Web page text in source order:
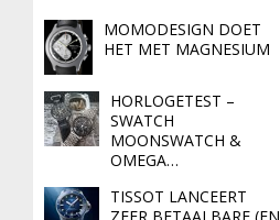
MOMODESIGN DOET
HET MET MAGNESIUM
HORLOGETEST –
SWATCH
MOONSWATCH &
OMEGA…
TISSOT LANCEERT